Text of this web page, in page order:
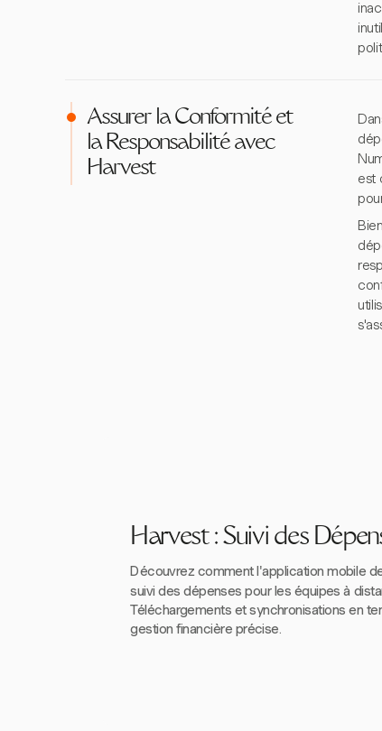
Assurer la Conformité et
la Responsabilité avec
Harvest
est
Harvest : Suivi des
Découvrez comment l'application mobile
suivi des dépenses pour les équipes à
Téléchargements et synchronisations en
gestion financière précise.